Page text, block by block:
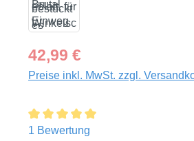
Regulärer Preis:
42,99 €
Preise inkl. MwSt. zzgl.
Durchschnittliche Bewertung von
1 Bewertung